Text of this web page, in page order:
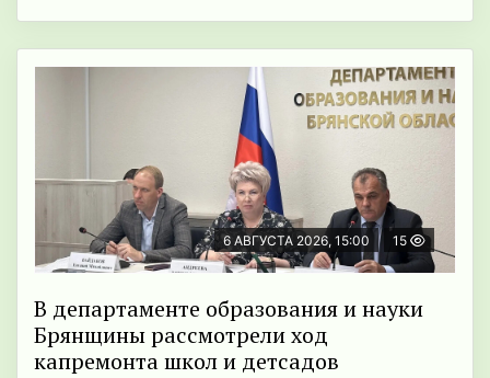
6 АВГУСТА 2026, 15:00 15
В департаменте образования и науки
Брянщины рассмотрели ход
капремонта школ и детсадов